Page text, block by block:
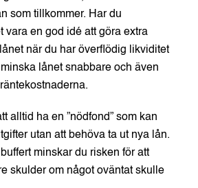
som tillkommer. Har du
vara en god idé att göra extra
när du har överflödig likviditet
lånet snabbare och även
alltid ha en ”nödfond” som kan
utan att behöva ta ut nya lån.
minskar du risken för att
skulder om något oväntat skulle